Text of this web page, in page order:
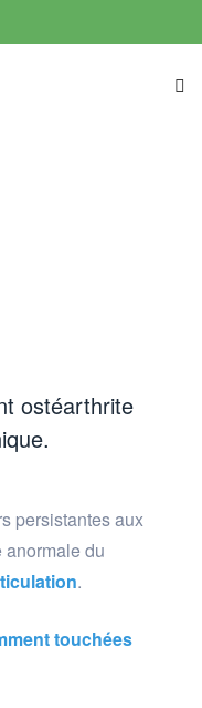
ostéarthrite
persistantes aux
anormale du
.
touchées